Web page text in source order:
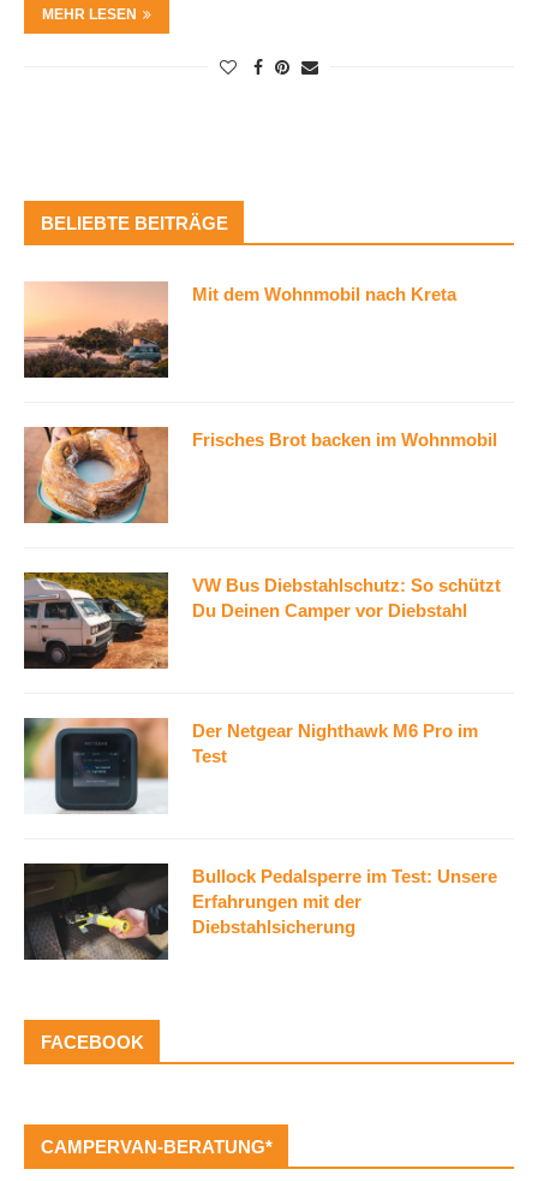
MEHR LESEN
BELIEBTE BEITRÄGE
Mit dem Wohnmobil nach Kreta
Frisches Brot backen im Wohnmobil
VW Bus Diebstahlschutz: So schützt
Du Deinen Camper vor Diebstahl
Der Netgear Nighthawk M6 Pro im
Test
Bullock Pedalsperre im Test: Unsere
Erfahrungen mit der
Diebstahlsicherung
FACEBOOK
CAMPERVAN-BERATUNG*